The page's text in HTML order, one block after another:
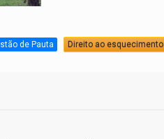
de Pauta Direito ao esquecimento